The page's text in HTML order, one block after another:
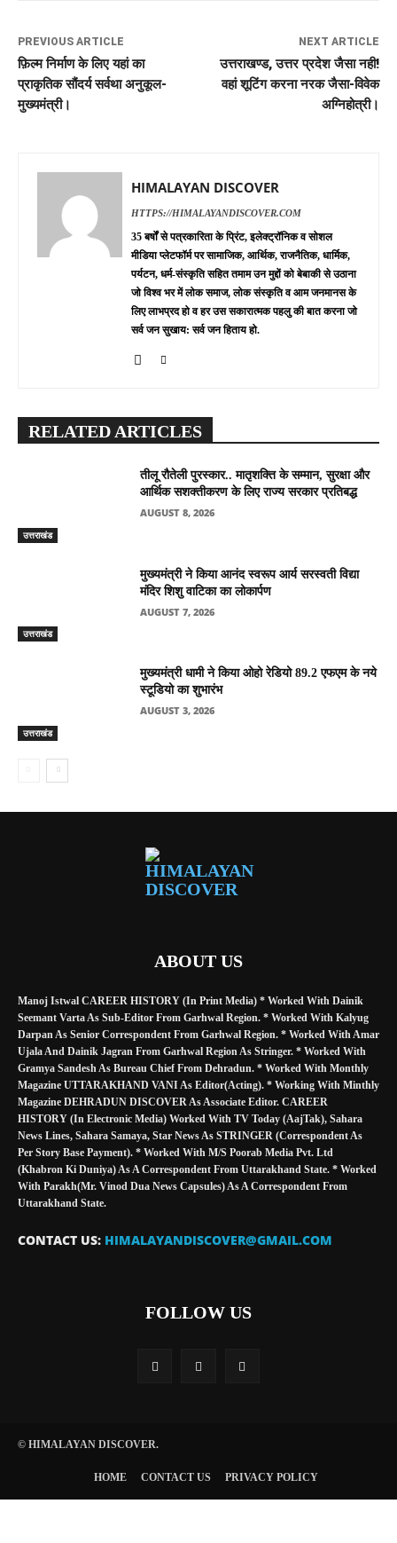
PREVIOUS ARTICLE
फ़िल्म निर्माण के लिए यहां का
प्राकृतिक सौंदर्य सर्वथा अनुकूल-
मुख्यमंत्री।
NEXT ARTICLE
उत्तराखण्ड, उत्तर प्रदेश जैसा नही!
वहां शूटिंग करना नरक जैसा-विवेक
अग्निहोत्री।
HIMALAYAN DISCOVER
HTTPS://HIMALAYANDISCOVER.COM
35 बर्षों से पत्रकारिता के प्रिंट, इलेक्ट्रॉनिक व सोशल
मीडिया प्लेटफॉर्म पर सामाजिक, आर्थिक, राजनैतिक, धार्मिक,
पर्यटन, धर्म-संस्कृति सहित तमाम उन मुद्दों को बेबाकी से उठाना
जो विश्व भर में लोक समाज, लोक संस्कृति व आम जनमानस के
लिए लाभप्रद हो व हर उस सकारात्मक पहलु की बात करना जो
सर्व जन सुखाय: सर्व जन हिताय हो.
RELATED ARTICLES
उत्तराखंड
तीलू रौतेली पुरस्कार.. मातृशक्ति के सम्मान, सुरक्षा और
आर्थिक सशक्तीकरण के लिए राज्य सरकार प्रतिबद्ध
AUGUST 8, 2026
उत्तराखंड
मुख्यमंत्री ने किया आनंद स्वरूप आर्य सरस्वती विद्या
मंदिर शिशु वाटिका का लोकार्पण
AUGUST 7, 2026
उत्तराखंड
मुख्यमंत्री धामी ने किया ओहो रेडियो 89.2 एफएम के नये
स्टूडियो का शुभारंभ
AUGUST 3, 2026
ABOUT US
Manoj Istwal CAREER HISTORY (in Print Media) * Worked With Dainik
Seemant Varta As Sub-Editor From Garhwal Region. * Worked With Kalyug
Darpan As Senior Correspondent From Garhwal Region. * Worked With Amar
Ujala And Dainik Jagran From Garhwal Region As Stringer. * Worked With
Gramya Sandesh As Bureau Chief From Dehradun. * Worked With Monthly
Magazine UTTARAKHAND VANI As Editor(Acting). * Working With Minthly
Magazine DEHRADUN DISCOVER As Associate Editor. CAREER
HISTORY (in Electronic Media) Worked With TV Today (AajTak), Sahara
News Lines, Sahara Samaya, Star News As STRINGER (Correspondent As
Per Story Base Payment). * Worked With M/S Poorab Media Pvt. Ltd
(Khabron Ki Duniya) As A Correspondent From Uttarakhand State. * Worked
With Parakh(Mr. Vinod Dua News Capsules) As A Correspondent From
Uttarakhand State.
CONTACT US: HIMALAYANDISCOVER@GMAIL.COM
FOLLOW US
© HIMALAYAN DISCOVER.
HOME CONTACT US PRIVACY POLICY